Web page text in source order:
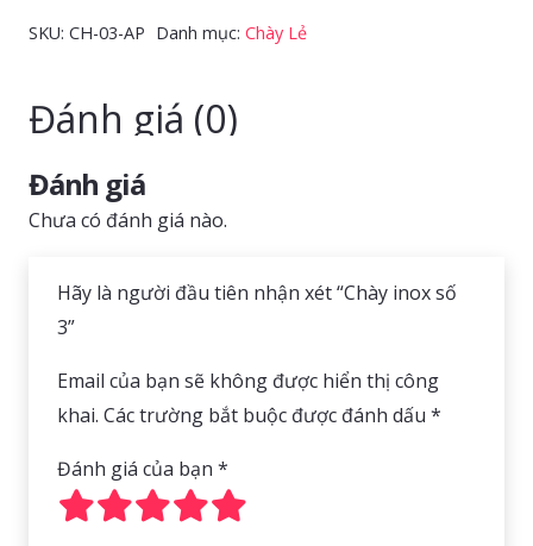
lượng
SKU: CH-03-AP Danh mục: Chày Lẻ
Đánh giá (0)
Đánh giá
Chưa có đánh giá nào.
Hãy là người đầu tiên nhận xét “Chày inox số
3”
Email của bạn sẽ không được hiển thị công
khai. Các trường bắt buộc được đánh dấu *
Đánh giá của bạn *